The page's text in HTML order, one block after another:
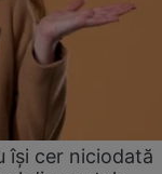
își cer niciodată